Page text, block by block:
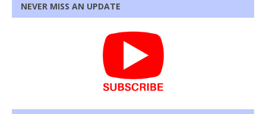
NEVER MISS AN UPDATE